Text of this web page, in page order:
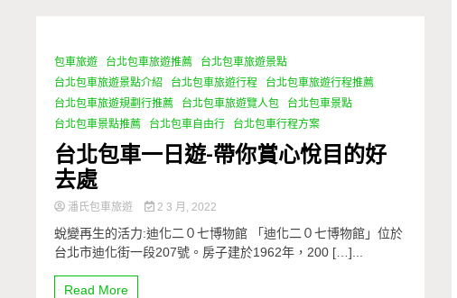
1 Minute
包車旅遊 台北包車旅遊推薦
台北包車旅遊景點
台北包車旅遊景點介紹
台北包車旅遊行程
台北包車旅遊行程推薦
台北包車旅遊規劃行推薦
台北包車旅遊覽人包
台北包車景點
台北包車景點推薦
台北包車自由行 台北包車行程方案
台北包車一日遊-帶你賞心悅目的好
去處
潘氏包車旅遊 2 3 月, 2022
蛻變再生的活力:迪化二０七博物館 「迪化二０七博物館」位於
台北市迪化街一段207號。房子建於1962年，200 […]...
Read More